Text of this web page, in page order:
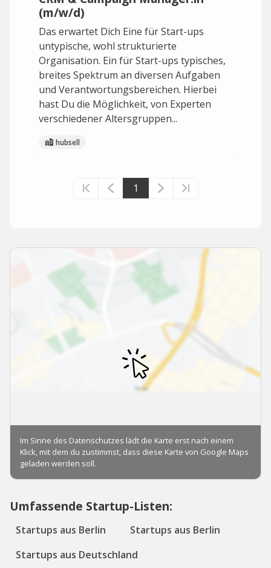
(m/w/d)
Das erwartet Dich E​​ine für Start-ups
untypische, wohl strukturierte
Organisation. Ein für Start-ups typisches,
breites Spektrum an diversen Aufgaben
und Verantwortungsbereichen. Hierbei
hast Du die Möglichkeit, von Experten
verschiedener Altersgruppen...
hubsell
1
Umfassende Startup-Listen:
Startups aus Berlin
Startups aus Berlin
Startups aus Deutschland